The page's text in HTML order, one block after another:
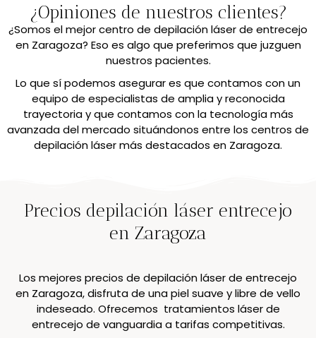
¿Opiniones de nuestros clientes?
¿Somos el mejor centro de depilación láser de entrecejo
en Zaragoza? Eso es algo que preferimos que juzguen
nuestros pacientes.
Lo que sí podemos asegurar es que contamos con un
equipo de especialistas de amplia y reconocida
trayectoria y que contamos con la tecnología más
avanzada del mercado situándonos entre los centros de
depilación láser más destacados en Zaragoza.
Precios depilación láser entrecejo
en Zaragoza
Los mejores precios de depilación láser de entrecejo
en Zaragoza, disfruta de una piel suave y libre de vello
indeseado. Ofrecemos tratamientos láser de
entrecejo de vanguardia a tarifas competitivas.